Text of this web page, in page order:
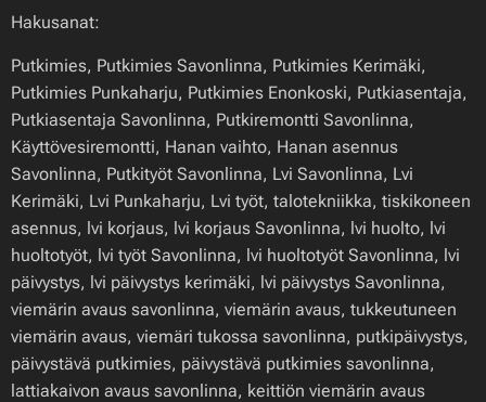
Hakusanat:
Putkimies, Putkimies Savonlinna, Putkimies Kerimäki,
Putkimies Punkaharju, Putkimies Enonkoski, Putkiasentaja,
Putkiasentaja Savonlinna, Putkiremontti Savonlinna,
Käyttövesiremontti, Hanan vaihto, Hanan asennus
Savonlinna, Putkityöt Savonlinna, Lvi Savonlinna, Lvi
Kerimäki, Lvi Punkaharju, Lvi työt, talotekniikka, tiskikoneen
asennus, lvi korjaus, lvi korjaus Savonlinna, lvi huolto, lvi
huoltotyöt, lvi työt Savonlinna, lvi huoltotyöt Savonlinna, lvi
päivystys, lvi päivystys kerimäki, lvi päivystys Savonlinna,
viemärin avaus savonlinna, viemärin avaus, tukkeutuneen
viemärin avaus, viemäri tukossa savonlinna, putkipäivystys,
päivystävä putkimies, päivystävä putkimies savonlinna,
lattiakaivon avaus savonlinna, keittiön viemärin avaus